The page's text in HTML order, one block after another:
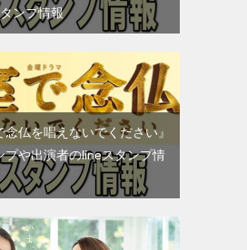
ンプ情報
念仏を唱えないでください』
プや出演者のlineスタンプ情